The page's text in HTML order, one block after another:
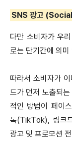
SNS 광고
다만 소비자가 우
로는 단기간에 의
따라서 소비자가
드가 먼저 노출되
적인 방법이 페이
톡(TikTok), 링크
광고 및 프로모션